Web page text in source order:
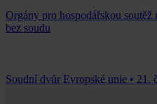
Orgány pro hospodářskou
bez soudu
Soudní dvůr Evropské unie • 21.